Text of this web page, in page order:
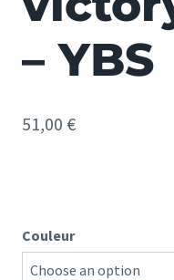
– YBS
51,00 €
Couleur